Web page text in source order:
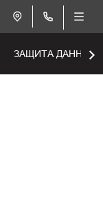
ЗАЩИТА ДАННЫХ